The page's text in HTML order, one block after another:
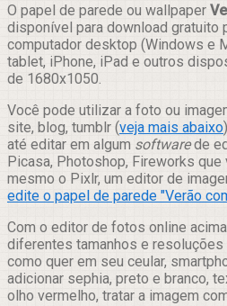
Compartilhar
O papel de parede ou wallpaper
disponível para download gratuito
computador desktop (Windows e
tablet, iPhone, iPad e outros
de 1680x1050.
Você pode utilizar a foto ou
site, blog, tumblr (veja mais abaixo
até editar em algum softwarede
Picasa, Photoshop, Fireworks
mesmo o Pixlr, um editor de
edite o papel de parede "Verão
Com o editor de fotos online
diferentes tamanhos e resoluções
como quer em seu ceular,
adicionar sephia, preto e branco,
olho vermelho, tratar a imagem